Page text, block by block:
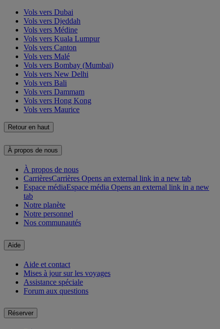
Vols vers Dubai
Vols vers Djeddah
Vols vers Médine
Vols vers Kuala Lumpur
Vols vers Canton
Vols vers Malé
Vols vers Bombay (Mumbai)
Vols vers New Delhi
Vols vers Bali
Vols vers Dammam
Vols vers Hong Kong
Vols vers Maurice
Retour en haut
À propos de nous
À propos de nous
CarrièresCarrières Opens an external link in a new tab
Espace médiaEspace média Opens an external link in a new
tab
Notre planète
Notre personnel
Nos communautés
Aide
Aide et contact
Mises à jour sur les voyages
Assistance spéciale
Forum aux questions
Réserver